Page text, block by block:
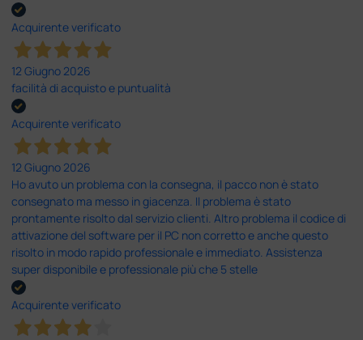
Acquirente verificato
12 Giugno 2026
facilità di acquisto e puntualità
Acquirente verificato
12 Giugno 2026
Ho avuto un problema con la consegna, il pacco non è stato
consegnato ma messo in giacenza. Il problema è stato
prontamente risolto dal servizio clienti. Altro problema il codice di
attivazione del software per il PC non corretto e anche questo
risolto in modo rapido professionale e immediato. Assistenza
super disponibile e professionale più che 5 stelle
Acquirente verificato